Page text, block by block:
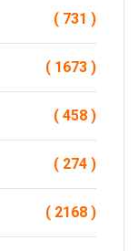
( 731 )
( 1673 )
( 458 )
( 274 )
( 2168 )